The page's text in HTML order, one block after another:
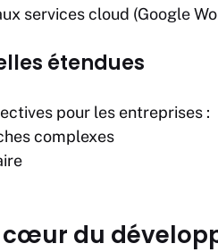
services cloud (Google
étendues
pour les entreprises :
complexes
cœur du